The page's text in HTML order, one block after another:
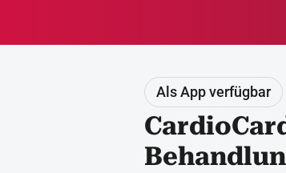
Als App verfügbar